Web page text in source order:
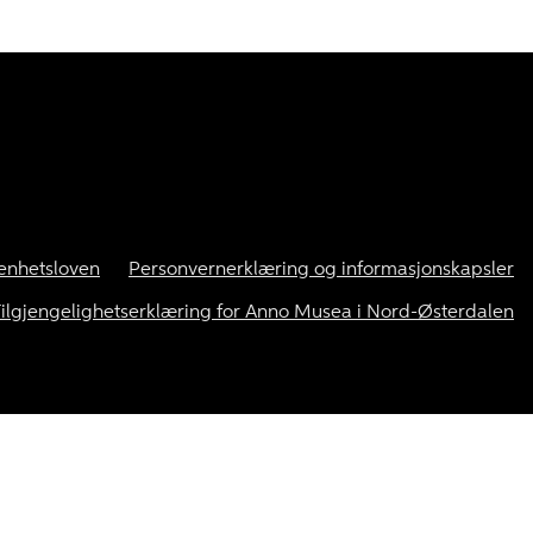
Personvernerklæring og informasjonskapsler
for Anno Musea i Nord-Østerdalen